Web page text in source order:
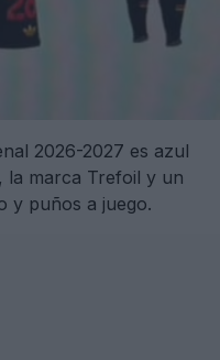
2026-2027 es azul
la marca Trefoil y un
y puños a juego.